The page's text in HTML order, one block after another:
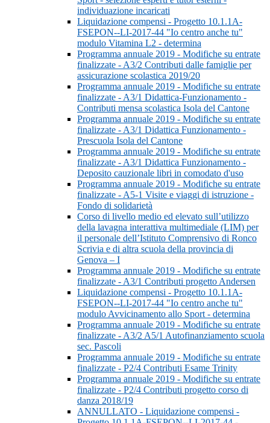
individuazione incaricati
Liquidazione compensi - Progetto 10.1.1A-
FSEPON--LI-2017-44 "Io centro anche tu"
modulo Vitamina L2 - determina
Programma annuale 2019 - Modifiche su entrate
finalizzate - A3/2 Contributi dalle famiglie per
assicurazione scolastica 2019/20
Programma annuale 2019 - Modifiche su entrate
finalizzate - A3/1 Didattica-Funzionamento -
Contributi mensa scolastica Isola del Cantone
Programma annuale 2019 - Modifiche su entrate
finalizzate - A3/1 Didattica Funzionamento -
Prescuola Isola del Cantone
Programma annuale 2019 - Modifiche su entrate
finalizzate - A3/1 Didattica Funzionamento -
Deposito cauzionale libri in comodato d'uso
Programma annuale 2019 - Modifiche su entrate
finalizzate - A5-1 Visite e viaggi di istruzione -
Fondo di solidarietà
Corso di livello medio ed elevato sull’utilizzo
della lavagna interattiva multimediale (LIM) per
il personale dell’Istituto Comprensivo di Ronco
Scrivia e di altra scuola della provincia di
Genova – I
Programma annuale 2019 - Modifiche su entrate
finalizzate - A3/1 Contributi progetto Andersen
Liquidazione compensi - Progetto 10.1.1A-
FSEPON--LI-2017-44 "Io centro anche tu"
modulo Avvicinamento allo Sport - determina
Programma annuale 2019 - Modifiche su entrate
finalizzate - A3/2 A5/1 Autofinanziamento scuola
sec. Pascoli
Programma annuale 2019 - Modifiche su entrate
finalizzate - P2/4 Contributi Esame Trinity
Programma annuale 2019 - Modifiche su entrate
finalizzate - P2/4 Contributi progetto corso di
danza 2018/19
ANNULLATO - Liquidazione compensi -